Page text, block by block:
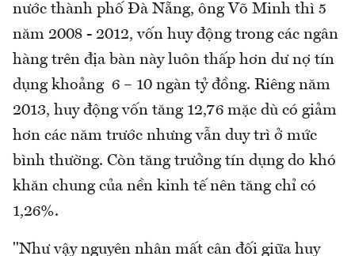
nước thành phố Đà Nẵng, ông Võ Minh thì 5
năm 2008 - 2012, vốn huy động trong các ngân
hàng trên địa bàn này luôn thấp hơn dư nợ tín
dụng khoảng 6 – 10 ngàn tỷ đồng. Riêng năm
2013, huy động vốn tăng 12,76 mặc dù có giảm
hơn các năm trước nhưng vẫn duy trì ở mức
bình thường. Còn tăng trưởng tín dụng do khó
khăn chung của nền kinh tế nên tăng chỉ có
1,26%.
"Như vậy nguyên nhân mất cân đối giữa huy